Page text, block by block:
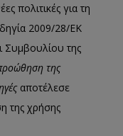
πολιτικές για τη
2009/28/ΕΚ
Συμβουλίου της
της
αποτέλεσε
της χρήσης